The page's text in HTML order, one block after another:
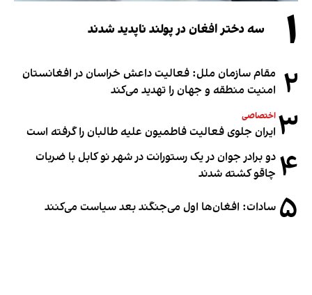
۱ سه دختر افغان در پولند ناپدید شدند
۲ مقام سازمان ملل: فعالیت داعش خراسان در افغانستان
امنیت منطقه و جهان را تهدید می‌کند
۳ اختصاصی
ایران جلوی فعالیت فاطمیون علیه طالبان را گرفته است
۴ دو برادر جوان در یک رستورانت در شهر نو کابل با ضربات
چاقو کشته شدند
۵ سادات: افغان‌ها اول می‌جنگند بعد سیاست می‌کنند